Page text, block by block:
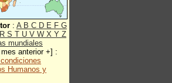
: A B C D E F G
R S T U V W X Y Z
mundiales
anterior +] :
Humanos y